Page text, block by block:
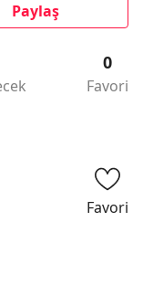
Paylaş
0
Favori
Favori